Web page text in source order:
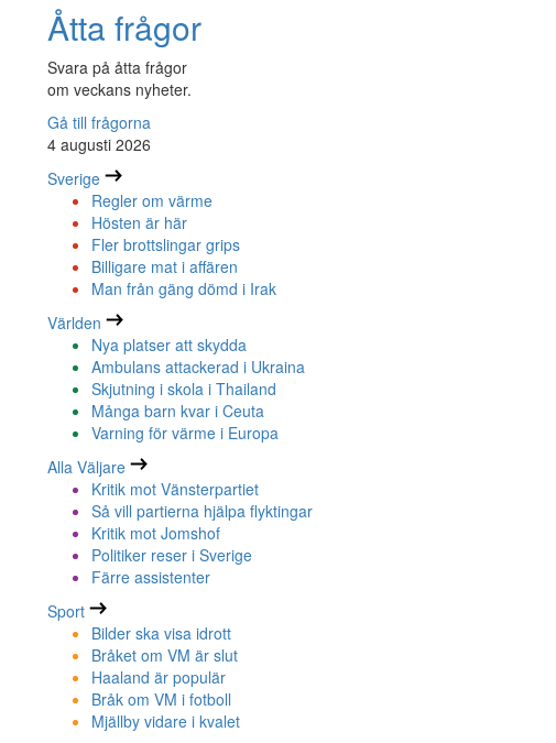
Åtta frågor
Svara på åtta frågor
om veckans nyheter.
Gå till frågorna
4 augusti 2026
Sverige
Regler om värme
Hösten är här
Fler brottslingar grips
Billigare mat i affären
Man från gäng dömd i Irak
Världen
Nya platser att skydda
Ambulans attackerad i Ukraina
Skjutning i skola i Thailand
Många barn kvar i Ceuta
Varning för värme i Europa
Alla Väljare
Kritik mot Vänsterpartiet
Så vill partierna hjälpa flyktingar
Kritik mot Jomshof
Politiker reser i Sverige
Färre assistenter
Sport
Bilder ska visa idrott
Bråket om VM är slut
Haaland är populär
Bråk om VM i fotboll
Mjällby vidare i kvalet